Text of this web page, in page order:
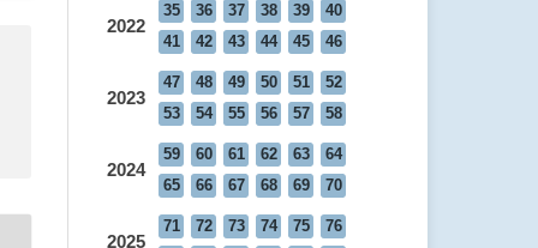
2022
35 36 37 38 39
40
41
42 43 44 45 46
2023
47 48 49 50 51
52
53
54 55 56 57 58
2024
59 60 61 62 63
64
65
66 67 68 69 70
2025
71 72 73 74 75
76